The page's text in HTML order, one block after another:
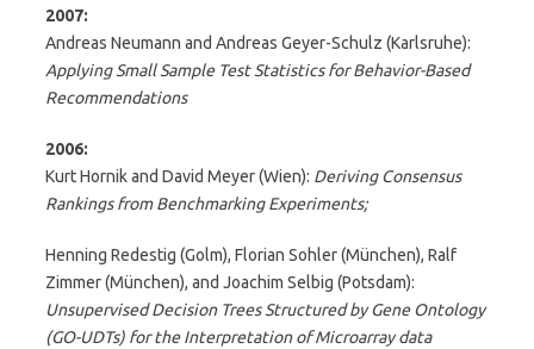
2007:
Andreas Neumann and Andreas Geyer-Schulz (Karlsruhe):
Applying Small Sample Test Statistics for Behavior-Based
Recommendations
2006:
Kurt Hornik and David Meyer (Wien): Deriving Consensus
Rankings from Benchmarking Experiments;
Henning Redestig (Golm), Florian Sohler (München), Ralf
Zimmer (München), and Joachim Selbig (Potsdam):
Unsupervised Decision Trees Structured by Gene Ontology
(GO-UDTs) for the Interpretation of Microarray data